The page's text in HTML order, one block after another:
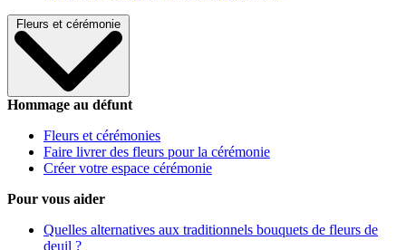
Fleurs et cérémonie
Hommage au défunt
Fleurs et cérémonies
Faire livrer des fleurs pour la cérémonie
Créer votre espace cérémonie
Pour vous aider
Quelles alternatives aux traditionnels bouquets de fleurs de
deuil ?